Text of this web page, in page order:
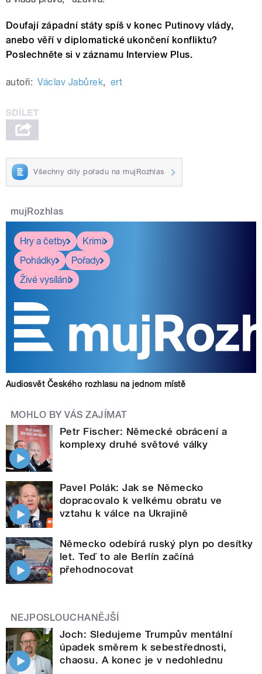
Doufají západní státy spíš v konec Putinovy vlády,
anebo věří v diplomatické ukončení konfliktu?
Poslechněte si v záznamu Interview Plus.
autoři: Václav Jabůrek, ert
Všechny díly pořadu na mujRozhlas
mujRozhlas
Hry a četby
Krimi
Pohádky
Pořady
Živé vysílání
Audiosvět Českého rozhlasu na jednom místě
MOHLO BY VÁS ZAJÍMAT
Petr Fischer: Německé obrácení a
komplexy druhé světové války
Pavel Polák: Jak se Německo
dopracovalo k velkému obratu ve
vztahu k válce na Ukrajině
Německo odebírá ruský plyn po desítky
let. Teď to ale Berlín začíná
přehodnocovat
NEJPOSLOUCHANĚJŠÍ
Joch: Sledujeme Trumpův mentální
úpadek směrem k sebestřednosti,
chaosu. A konec je v nedohlednu